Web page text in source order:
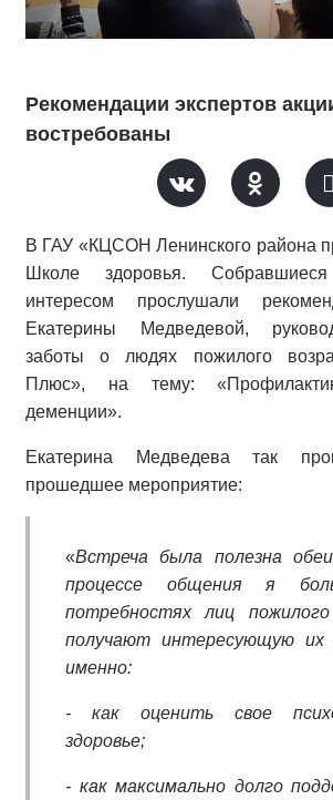
Рекомендации экспертов
востребованы
В ГАУ «КЦСОН Ленинского района
Школе здоровья.
интересом прослушали
Екатерины Медведевой,
заботы о людях пожилого
Плюс», на тему:
деменции».
Екатерина Медведева так
прошедшее мероприятие:
«Встреча была полезна
процессе общения я
потребностях лиц
получают интересующую
именно:
- как оценить свое
здоровье;
- как максимально долго